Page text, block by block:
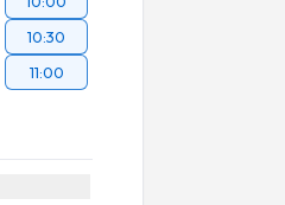
10:30
11:00